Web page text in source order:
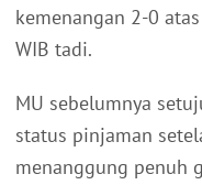
kemenangan 2-0
WIB tadi.
MU sebelumnya
status pinjaman
menanggung penuh